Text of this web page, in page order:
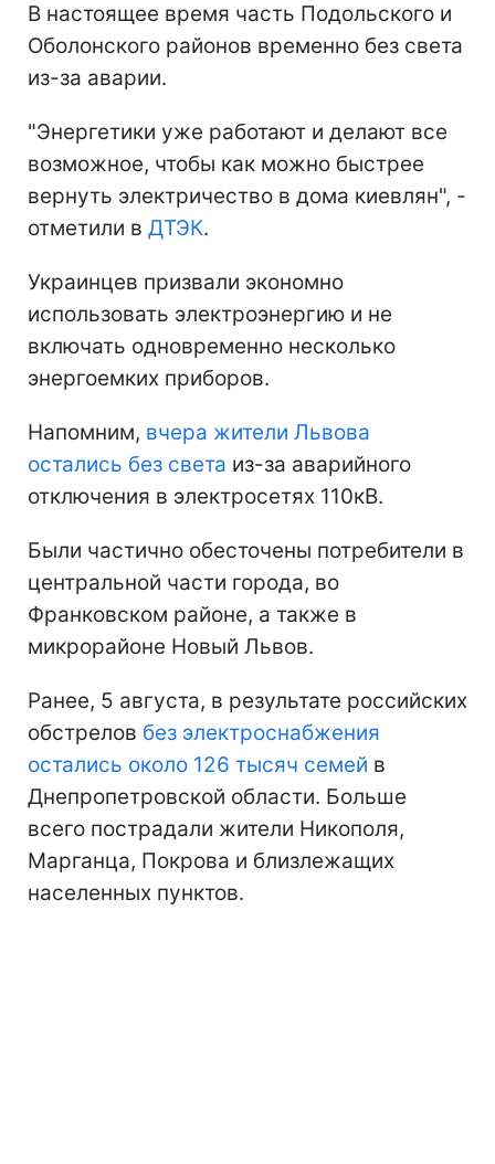
В настоящее время часть Подольского и
Оболонского районов временно без света
из-за аварии.
"Энергетики уже работают и делают все
возможное, чтобы как можно быстрее
вернуть электричество в дома киевлян", -
отметили в ДТЭК.
Украинцев призвали экономно
использовать электроэнергию и не
включать одновременно несколько
энергоемких приборов.
Напомним, вчера жители Львова
остались без света из-за аварийного
отключения в электросетях 110кВ.
Были частично обесточены потребители в
центральной части города, во
Франковском районе, а также в
микрорайоне Новый Львов.
Ранее, 5 августа, в результате российских
обстрелов без электроснабжения
остались около 126 тысяч семей в
Днепропетровской области. Больше
всего пострадали жители Никополя,
Марганца, Покрова и близлежащих
населенных пунктов.